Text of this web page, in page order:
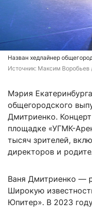
Назван хедлайнер
Источник: Максим Воробьев /
Мэрия
общегородского
Дмитриенко.
площадке «УГМК-
тысяч зрителей,
директоров и
Ваня Дмитриенко —
Широкую
Юпитер». В 2023